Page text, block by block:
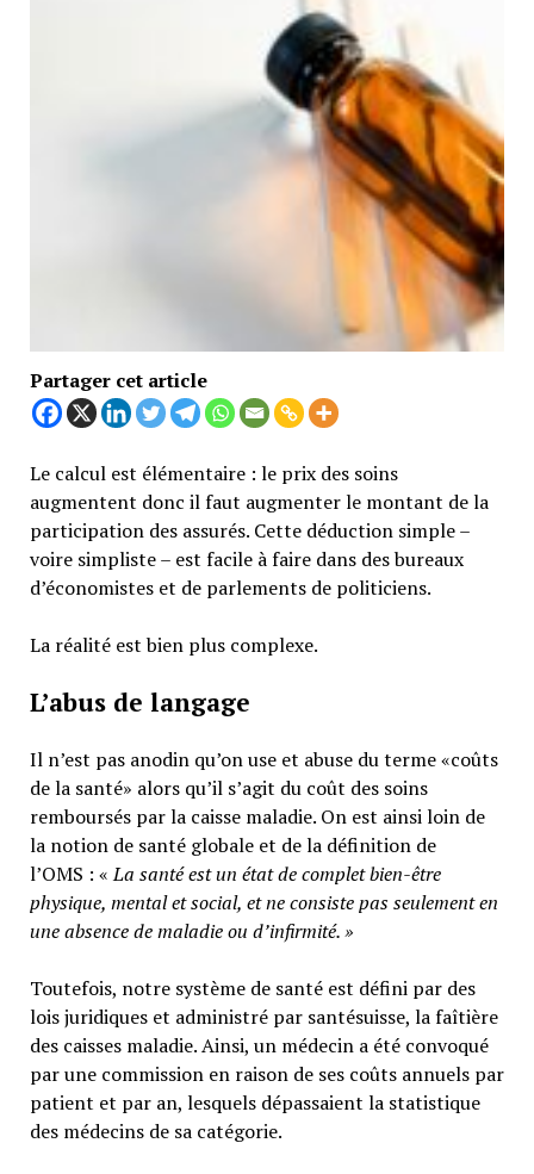
Partager cet article
Le calcul est élémentaire : le prix des soins
augmentent donc il faut augmenter le montant de la
participation des assurés. Cette déduction simple –
voire simpliste – est facile à faire dans des bureaux
d’économistes et de parlements de politiciens.
La réalité est bien plus complexe.
L’abus de langage
Il n’est pas anodin qu’on use et abuse du terme «coûts
de la santé» alors qu’il s’agit du coût des soins
remboursés par la caisse maladie. On est ainsi loin de
la notion de santé globale et de la définition de
l’OMS : «La santé est un état de complet bien-être
physique, mental et social, et ne consiste pas seulement en
une absence de maladie ou d’infirmité.»
Toutefois, notre système de santé est défini par des
lois juridiques et administré par santésuisse, la faîtière
des caisses maladie. Ainsi, un médecin a été convoqué
par une commission en raison de ses coûts annuels par
patient et par an, lesquels dépassaient la statistique
des médecins de sa catégorie.